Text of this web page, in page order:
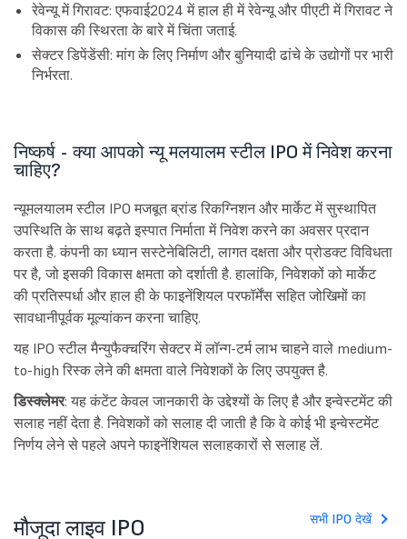
रेवेन्यू में गिरावट: एफवाई2024 में हाल ही में रेवेन्यू और पीएटी में गिरावट ने
विकास की स्थिरता के बारे में चिंता जताई.
सेक्टर डिपेंडेंसी: मांग के लिए निर्माण और बुनियादी ढांचे के उद्योगों पर भारी
निर्भरता.
निष्कर्ष - क्या आपको न्यू मलयालम स्टील IPO में निवेश करना
चाहिए?
न्यूमलयालम स्टील IPO मजबूत ब्रांड रिकग्निशन और मार्केट में सुस्थापित
उपस्थिति के साथ बढ़ते इस्पात निर्माता में निवेश करने का अवसर प्रदान
करता है. कंपनी का ध्यान सस्टेनेबिलिटी, लागत दक्षता और प्रोडक्ट विविधता
पर है, जो इसकी विकास क्षमता को दर्शाती है. हालांकि, निवेशकों को मार्केट
की प्रतिस्पर्धा और हाल ही के फाइनेंशियल परफॉर्मेंस सहित जोखिमों का
सावधानीपूर्वक मूल्यांकन करना चाहिए.
यह IPO स्टील मैन्युफैक्चरिंग सेक्टर में लॉन्ग-टर्म लाभ चाहने वाले medium-
to-high रिस्क लेने की क्षमता वाले निवेशकों के लिए उपयुक्त है.
डिस्क्लेमर: यह कंटेंट केवल जानकारी के उद्देश्यों के लिए है और इन्वेस्टमेंट की
सलाह नहीं देता है. निवेशकों को सलाह दी जाती है कि वे कोई भी इन्वेस्टमेंट
निर्णय लेने से पहले अपने फाइनेंशियल सलाहकारों से सलाह लें.